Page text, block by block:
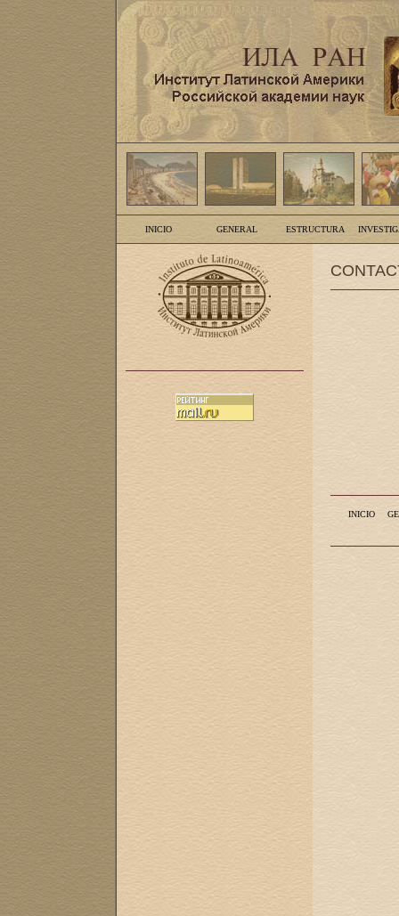
INICIO GENERAL ESTRUCTURA
INICIO